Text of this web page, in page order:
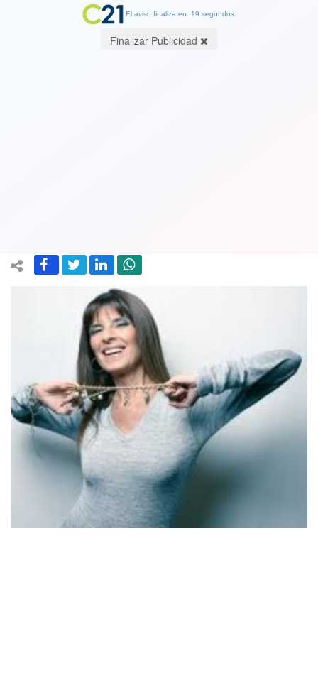
El aviso finaliza en: 19 segundos.
Finalizar Publicidad